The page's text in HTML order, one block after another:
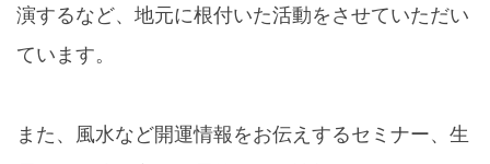
演するなど、地元に根付いた活動をさせていただい
ています。
また、風水など開運情報をお伝えするセミナー、生